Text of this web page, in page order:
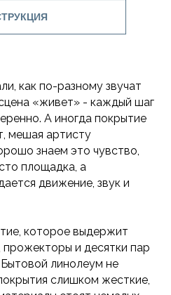
как по-разному звучат
«живет» - каждый шаг
А иногда покрытие
мешая артисту
знаем это чувство,
площадка, а
движение, звук и
которое выдержит
и десятки пар
линолеум не
слишком жесткие,